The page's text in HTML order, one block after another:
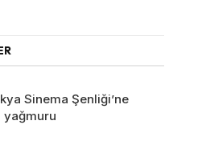
Sinema Şenliği’ne
yağmuru